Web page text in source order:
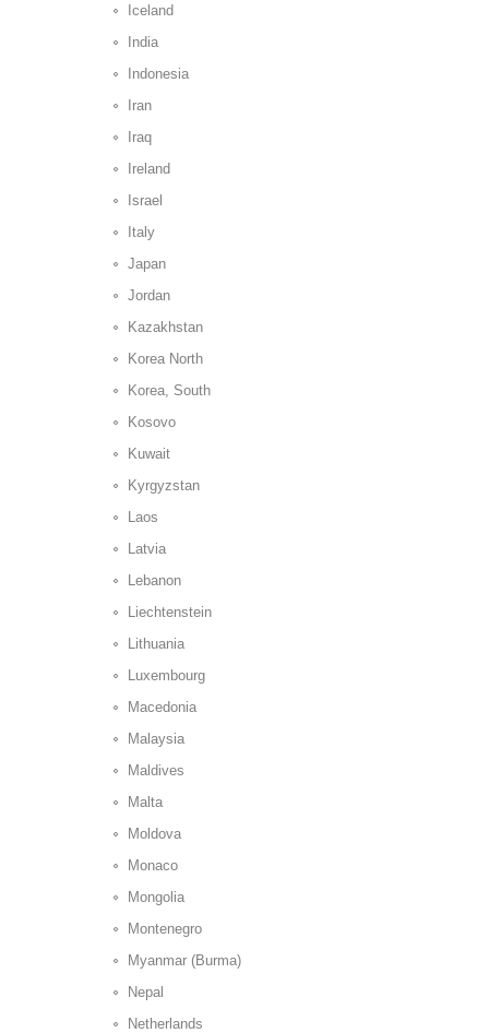
Iceland
India
Indonesia
Iran
Iraq
Ireland
Israel
Italy
Japan
Jordan
Kazakhstan
Korea North
Korea, South
Kosovo
Kuwait
Kyrgyzstan
Laos
Latvia
Lebanon
Liechtenstein
Lithuania
Luxembourg
Macedonia
Malaysia
Maldives
Malta
Moldova
Monaco
Mongolia
Montenegro
Myanmar (Burma)
Nepal
Netherlands